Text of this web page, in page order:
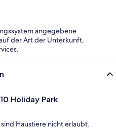
angegebene
der Art der Unterkunft,
Holiday Park
Haustiere nicht erlaubt.